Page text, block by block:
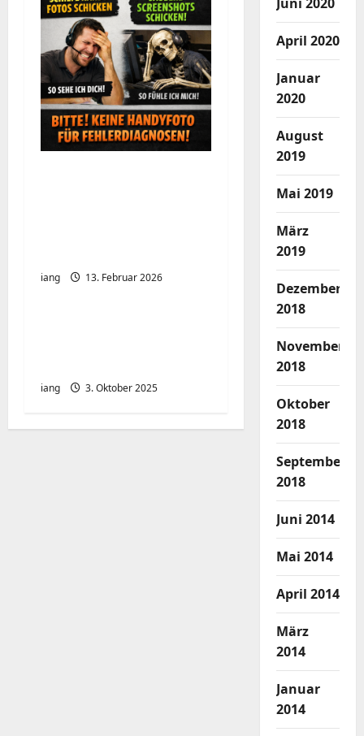
o
n
iang 13. Februar 2026
iang 3. Oktober 2025
April 2020
Januar
2020
August
2019
Mai 2019
März
2019
Dezember
2018
November
2018
Oktober
2018
September
2018
Juni 2014
Mai 2014
April 2014
März
2014
Januar
2014